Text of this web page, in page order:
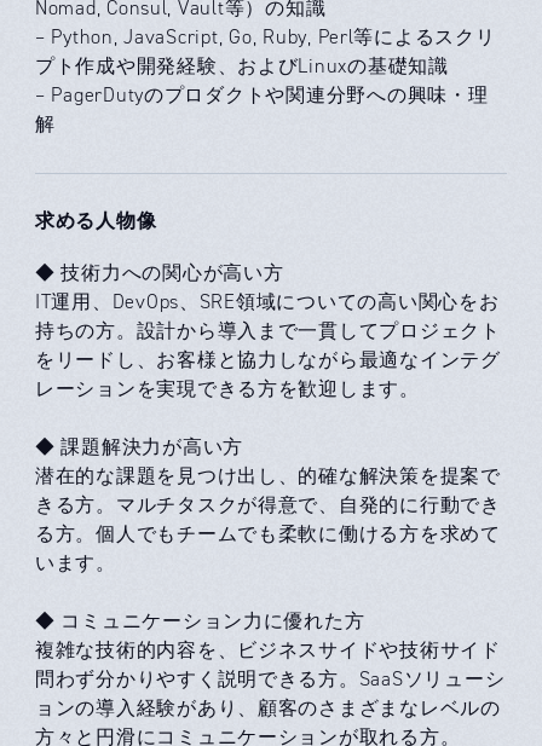
Nomad, Consul, Vault等）の知識
– Python, JavaScript, Go, Ruby, Perl等によるスクリ
プト作成や開発経験、およびLinuxの基礎知識
– PagerDutyのプロダクトや関連分野への興味・理
解
求める人物像
◆ 技術力への関心が高い方
IT運用、DevOps、SRE領域についての高い関心をお
持ちの方。設計から導入まで一貫してプロジェクト
をリードし、お客様と協力しながら最適なインテグ
レーションを実現できる方を歓迎します。
◆ 課題解決力が高い方
潜在的な課題を見つけ出し、的確な解決策を提案で
きる方。マルチタスクが得意で、自発的に行動でき
る方。個人でもチームでも柔軟に働ける方を求めて
います。
◆ コミュニケーション力に優れた方
複雑な技術的内容を、ビジネスサイドや技術サイド
問わず分かりやすく説明できる方。SaaSソリューシ
ョンの導入経験があり、顧客のさまざまなレベルの
方々と円滑にコミュニケーションが取れる方。